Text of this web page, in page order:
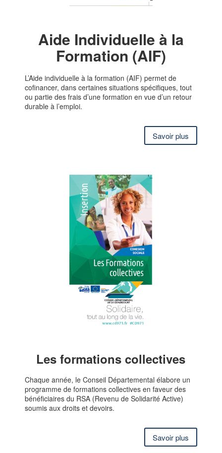
Aide Individuelle à la
Formation (AIF)
L’Aide individuelle à la formation (AIF) permet de
cofinancer, dans certaines situations spécifiques, tout
ou partie des frais d’une formation en vue d’un retour
durable à l’emploi.
Savoir plus
Les formations collectives
Chaque année, le Conseil Départemental élabore un
programme de formations collectives en faveur des
bénéficiaires du RSA (Revenu de Solidarité Active)
soumis aux droits et devoirs.
Savoir plus